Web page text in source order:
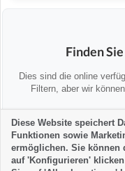
Finden
Dies sind die online
Filtern, aber wir
💡 Wir
Kontaktieren Sie uns,
Diese Website speichert
Funktionen sowie
ermöglichen. Sie können
auf 'Konfigurieren'